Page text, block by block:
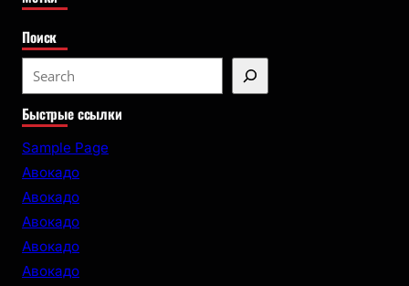
Поиск
e
a
r
Быстрые ссылки
Sample Page
Авокадо
Авокадо
Авокадо
Авокадо
Авокадо